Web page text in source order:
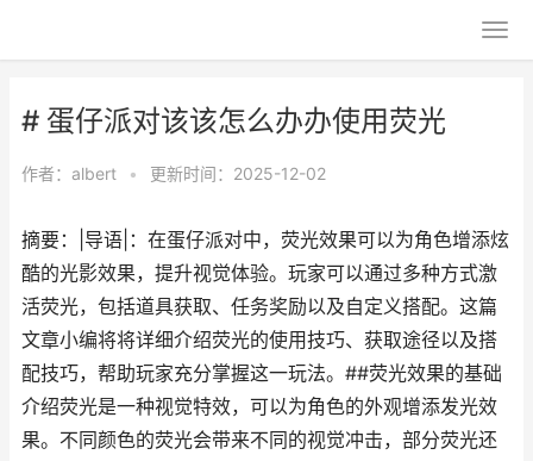
# 蛋仔派对该该怎么办办使用荧光
作者： albert • 更新时间：2025-12-02
摘要：|导语|：在蛋仔派对中，荧光效果可以为角色增添炫
酷的光影效果，提升视觉体验。玩家可以通过多种方式激
活荧光，包括道具获取、任务奖励以及自定义搭配。这篇
文章小编将将详细介绍荧光的使用技巧、获取途径以及搭
配技巧，帮助玩家充分掌握这一玩法。##荧光效果的基础
介绍荧光是一种视觉特效，可以为角色的外观增添发光效
果。不同颜色的荧光会带来不同的视觉冲击，部分荧光还